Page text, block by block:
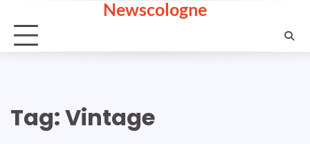
content
Newscologne
Tag:Vintage